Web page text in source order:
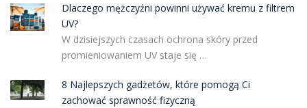
Dlaczego mężczyźni powinni używać kremu z filtrem
UV?
W dzisiejszych czasach ochrona skóry przed
promieniowaniem UV staje się …
8 Najlepszych gadżetów, które pomogą Ci
zachować sprawność fizyczną